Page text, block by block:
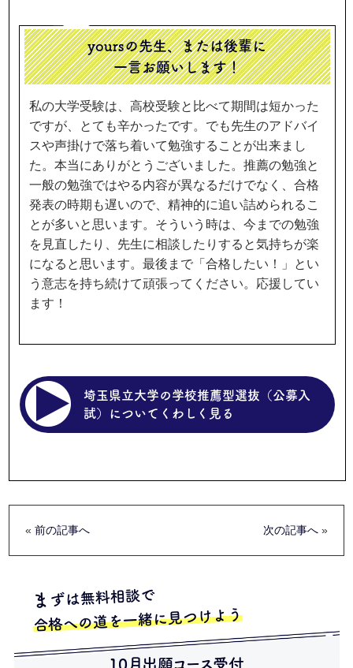
yoursの先生、または後輩に
一言お願いします！
私の大学受験は、高校受験と比べて期間は短かった
ですが、とても辛かったです。でも先生のアドバイ
スや声掛けで落ち着いて勉強することが出来まし
た。本当にありがとうございました。推薦の勉強と
一般の勉強ではやる内容が異なるだけでなく、合格
発表の時期も遅いので、精神的に追い詰められるこ
とが多いと思います。そういう時は、今までの勉強
を見直したり、先生に相談したりすると気持ちが楽
になると思います。最後まで「合格したい！」とい
う意志を持ち続けて頑張ってください。応援してい
ます！
埼玉県立大学の学校推薦型選抜（公募入
試）についてくわしく見る
«前の記事へ 次の記事へ»
ま ずは無料相談で
合格への道を一緒に見つけよう
10月出願コース受付